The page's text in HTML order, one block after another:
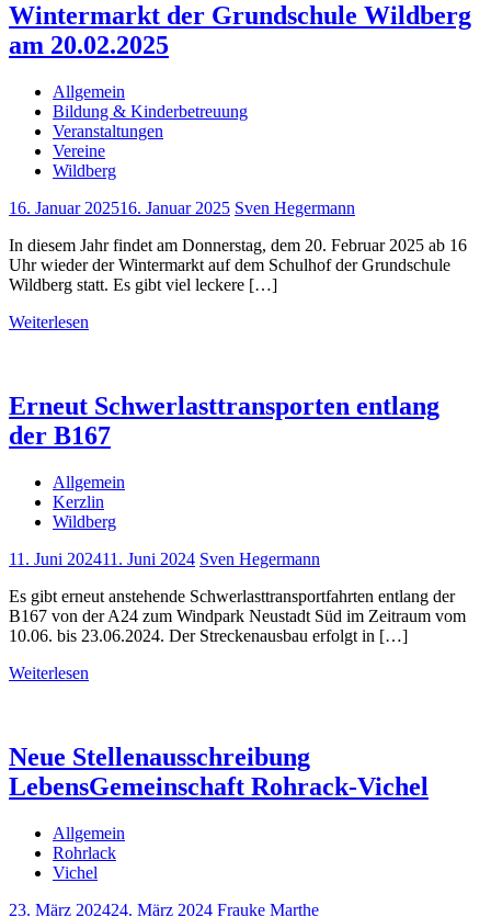
Wintermarkt der Grundschule Wildberg
am 20.02.2025
Allgemein
Bildung & Kinderbetreuung
Veranstaltungen
Vereine
Wildberg
16. Januar 202516. Januar 2025 Sven Hegermann
In diesem Jahr findet am Donnerstag, dem 20. Februar 2025 ab 16
Uhr wieder der Wintermarkt auf dem Schulhof der Grundschule
Wildberg statt. Es gibt viel leckere […]
Weiterlesen
Erneut Schwerlasttransporten entlang
der B167
Allgemein
Kerzlin
Wildberg
11. Juni 202411. Juni 2024 Sven Hegermann
Es gibt erneut anstehende Schwerlasttransportfahrten entlang der
B167 von der A24 zum Windpark Neustadt Süd im Zeitraum vom
10.06. bis 23.06.2024. Der Streckenausbau erfolgt in […]
Weiterlesen
Neue Stellenausschreibung
LebensGemeinschaft Rohrack-Vichel
Allgemein
Rohrlack
Vichel
23. März 202424. März 2024 Frauke Marthe